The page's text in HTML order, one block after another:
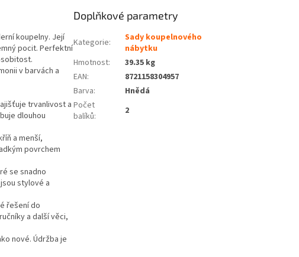
koupelny. Její
pocit. Perfektní
v barvách a
trvanlivost a
dlouhou
a menší,
povrchem
se snadno
stylové a
řešení do
a další věci,
nové. Údržba je
Doplňkové parametry
Kategorie:
Sady koupelnového
nábytku
Hmotnost:
39.35 kg
EAN:
8721158304957
Barva:
Hnědá
Počet
balíků: 2